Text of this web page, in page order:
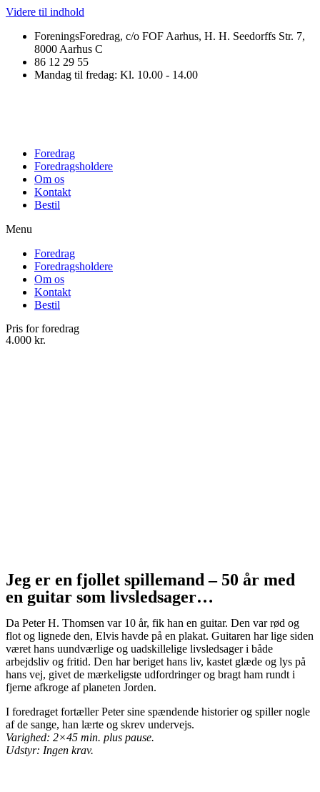
Videre til indhold
ForeningsForedrag, c/o FOF Aarhus, H. H. Seedorffs Str. 7,
8000 Aarhus C
86 12 29 55
Mandag til fredag: Kl. 10.00 - 14.00
Foredrag
Foredragsholdere
Om os
Kontakt
Bestil
Menu
Foredrag
Foredragsholdere
Om os
Kontakt
Bestil
Pris for foredrag
4.000 kr.
Jeg er en fjollet spillemand – 50 år med
en guitar som livsledsager…
Da Peter H. Thomsen var 10 år, fik han en guitar. Den var rød og
flot og lignede den, Elvis havde på en plakat. Guitaren har lige siden
været hans uundværlige og uadskillelige livsledsager i både
arbejdsliv og fritid. Den har beriget hans liv, kastet glæde og lys på
hans vej, givet de mærkeligste udfordringer og bragt ham rundt i
fjerne afkroge af planeten Jorden.
I foredraget fortæller Peter sine spændende historier og spiller nogle
af de sange, han lærte og skrev undervejs.
Varighed: 2×45 min. plus pause.
Udstyr: Ingen krav.